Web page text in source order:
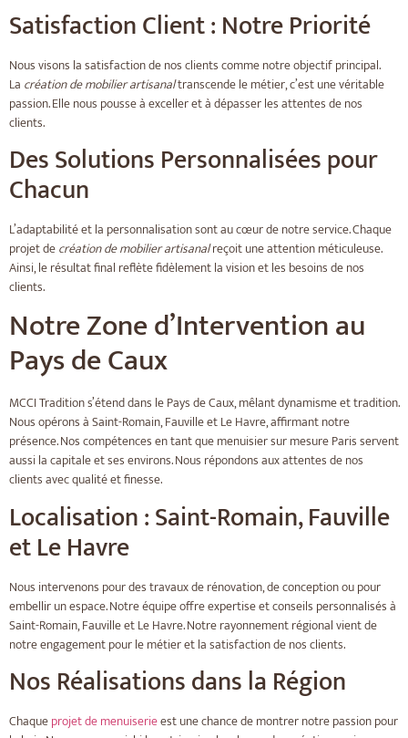
Satisfaction Client : Notre Priorité
Nous visons la satisfaction de nos clients comme notre objectif principal.
La création de mobilier artisanaltranscende le métier, c’est une véritable
passion. Elle nous pousse à exceller et à dépasser les attentes de nos
clients.
Des Solutions Personnalisées pour
Chacun
L’adaptabilité et la personnalisation sont au cœur de notre service. Chaque
projet decréation de mobilier artisanalreçoit une attention méticuleuse.
Ainsi, le résultat final reflète fidèlement la vision et les besoins de nos
clients.
Notre Zone d’Intervention au
Pays de Caux
MCCI Tradition s’étend dans le Pays de Caux, mêlant dynamisme et tradition.
Nous opérons à Saint-Romain, Fauville et Le Havre, affirmant notre
présence. Nos compétences en tant que menuisier sur mesure Paris servent
aussi la capitale et ses environs. Nous répondons aux attentes de nos
clients avec qualité et finesse.
Localisation : Saint-Romain, Fauville
et Le Havre
Nous intervenons pour des travaux de rénovation, de conception ou pour
embellir un espace. Notre équipe offre expertise et conseils personnalisés à
Saint-Romain, Fauville et Le Havre. Notre rayonnement régional vient de
notre engagement pour le métier et la satisfaction de nos clients.
Nos Réalisations dans la Région
Chaqueprojet de menuiserieest une chance de montrer notre passion pour